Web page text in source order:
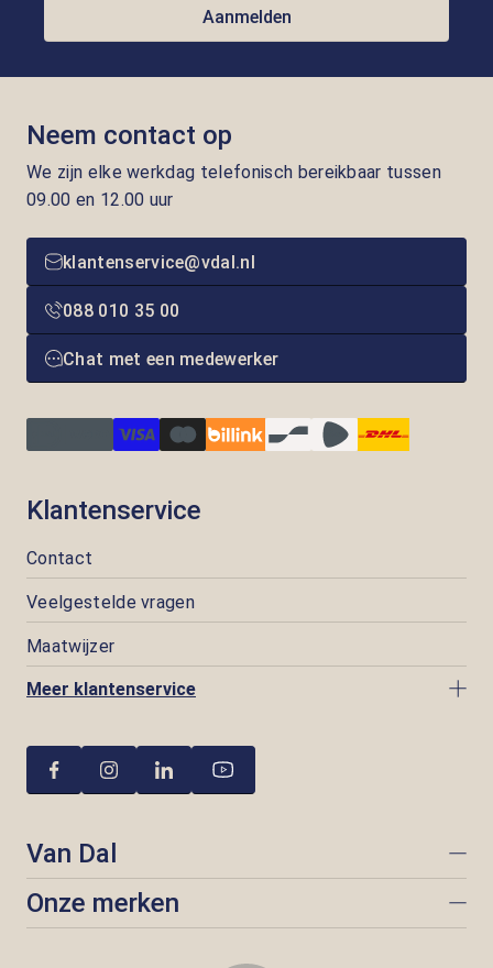
Aanmelden
Neem contact op
We zijn elke werkdag telefonisch bereikbaar tussen
09.00 en 12.00 uur
klantenservice@vdal.nl
088 010 35 00
Chat met een medewerker
Klantenservice
Contact
Veelgestelde vragen
Maatwijzer
Meer klantenservice
Van Dal
Onze merken